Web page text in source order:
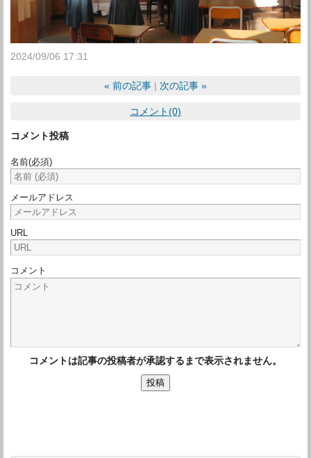
2024/09/06 17:31
« 前の記事 次の記事 »
コメント(0)
コメント投稿
名前(必須)
メールアドレス
URL
コメント
コメントは記事の投稿者が承認するまで表示されません。